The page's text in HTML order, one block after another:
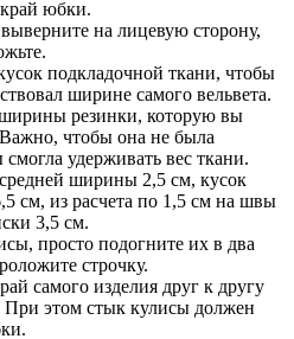
юбки.
на лицевую сторону,
подкладочной ткани, чтобы
ширине самого вельвета.
резинки, которую вы
чтобы она не была
удерживать вес ткани.
ширины 2,5 см, кусок
см, из расчета по 1,5 см на швы
3,5 см.
просто подогните их в два
строчку.
самого изделия друг к другу
этом стык кулисы должен